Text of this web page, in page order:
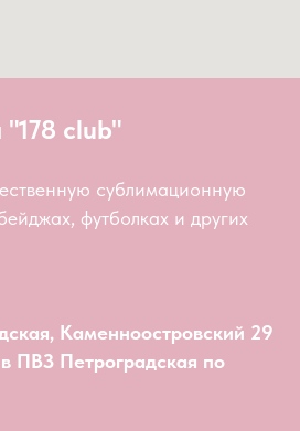
"178 club"
сублимационную
футболках и других
Каменноостровский 29
ПВЗ Петроградская по